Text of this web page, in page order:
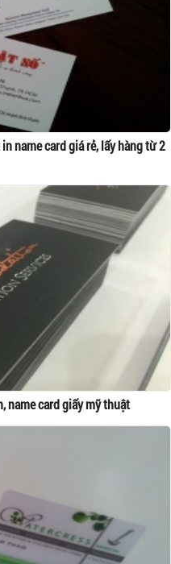
name card giá rẻ, lấy hàng từ 2
name card giấy mỹ thuật